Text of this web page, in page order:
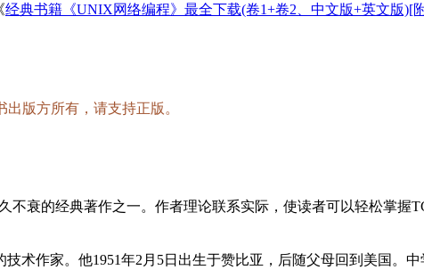
经典书籍《UNIX网络编程》最全下载(卷1+卷2、中文版+英文版)[
版方所有，请支持正版。
不衰的经典著作之一。作者理论联系实际，使读者可以轻松掌握
术作家。他1951年2月5日出生于赞比亚，后随父母回到美国。